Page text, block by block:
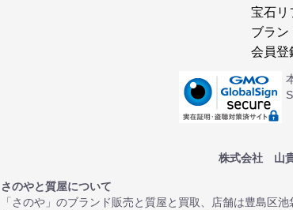
宝石リ
ブラン
会員登
株式会社 山
さのやと質屋について
「さのや」のブランド販売と質屋と買取、店舗は豊島区